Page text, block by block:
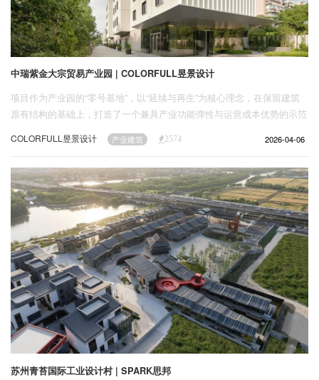
中瑞紫金大宗贸易产业园 | COLORFULL昱景设计
项目作为产业园的“零号基地”，以“延续与再生”为核心理念，在保留建筑
原有结构的基础上，打造了一个兼具产业功能弹性与运营成本优势的示范
COLORFULL昱景设计 产业建筑 2574 2026-04-06
苏州青苔国际工业设计村 | SPARK思邦